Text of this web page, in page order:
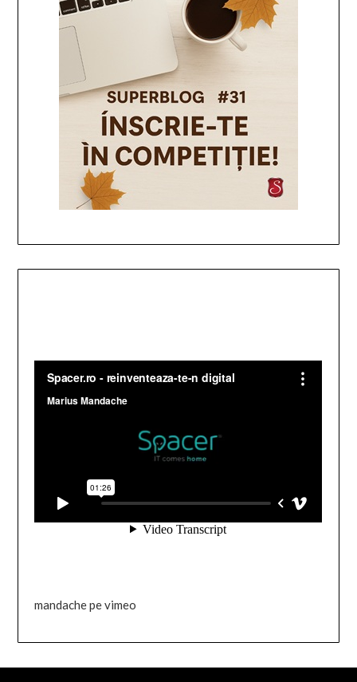
mandache pe vimeo